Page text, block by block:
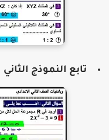
تابع النموذج الثاني